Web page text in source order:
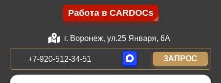
Работа в CARDOCs
г. Воронеж, ул.25 Января, 6А
+7-920-512-34-51 ЗАПРОС